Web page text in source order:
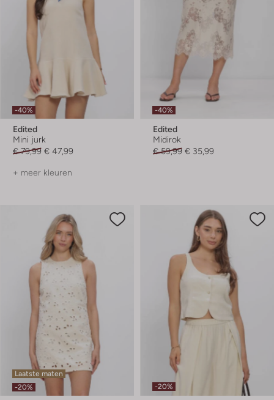
-40%
Edited
Mini jurk
€ 79,99 € 47,99
+ meer kleuren
-40%
Edited
Midirok
€ 59,99 € 35,99
Laatste maten
-20%
-20%